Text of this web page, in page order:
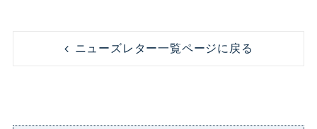
コンプライアンス
ニューズレター一覧ページに戻る